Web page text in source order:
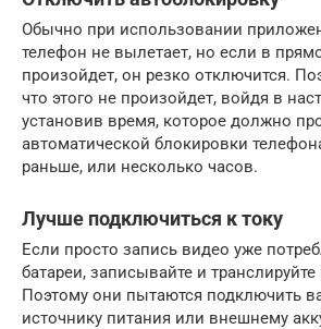
Обычно при использовании
телефон не вылетает, но если в
произойдет, он резко отключится.
что этого не произойдет, войдя в
установив время, которое должно
автоматической блокировки
раньше, или несколько часов.
Лучше подключиться к току
Если просто запись видео уже
батареи, записывайте и
Поэтому они пытаются подключить
источнику питания или внешнему